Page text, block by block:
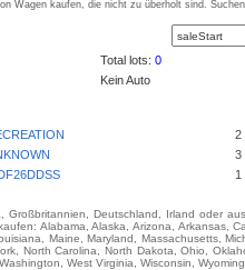
Wagen kaufen, die nicht zu überholt sind.
Total lots: 0
Kein Auto
2
3
1
Deutschland, Irland oder
Alabama, Alaska, Arizona, Arkansas,
Maine, Maryland, Massachusetts,
North Carolina, North Dakota, Ohio,
West Virginia, Wisconsin, Wyoming